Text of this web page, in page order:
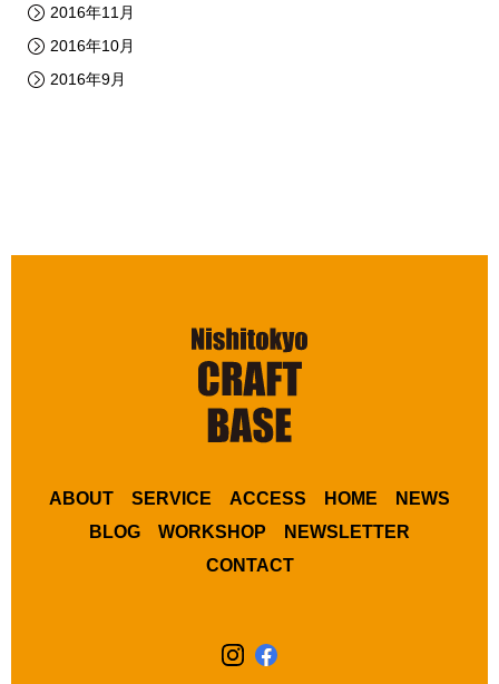
2016年11月
2016年10月
2016年9月
ABOUT SERVICE ACCESS HOME
NEWS
BLOG
WORKSHOP
NEWSLETTER
CONTACT